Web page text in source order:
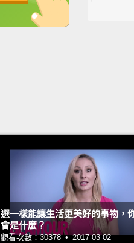
英
down
to
嘿，
點選下
新的訪
選一樣能讓生活更美好的事物，
會是什麼？
觀看次數：30378 • 2017-03-02